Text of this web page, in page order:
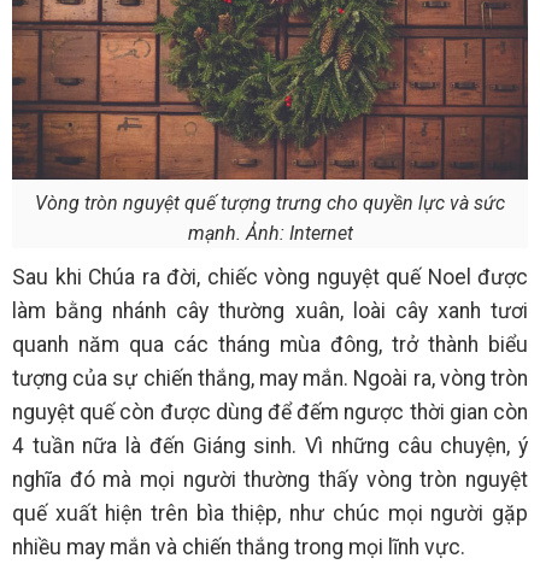
Vòng tròn nguyệt quế tượng trưng cho quyền lực và sức
mạnh. Ảnh: Internet
Sau khi Chúa ra đời, chiếc vòng nguyệt quế Noel được
làm bằng nhánh cây thường xuân, loài cây xanh tươi
quanh năm qua các tháng mùa đông, trở thành biểu
tượng của sự chiến thắng, may mắn. Ngoài ra, vòng tròn
nguyệt quế còn được dùng để đếm ngược thời gian còn
4 tuần nữa là đến Giáng sinh. Vì những câu chuyện, ý
nghĩa đó mà mọi người thường thấy vòng tròn nguyệt
quế xuất hiện trên bìa thiệp, như chúc mọi người gặp
nhiều may mắn và chiến thắng trong mọi lĩnh vực.